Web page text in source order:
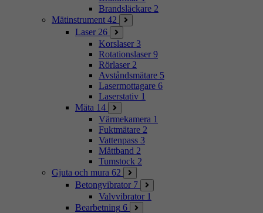
Brandsläckare 2
Mätinstrument 42
Laser 26
Korslaser 3
Rotationslaser 9
Rörlaser 2
Avståndsmätare 5
Lasermottagare 6
Laserstativ 1
Mäta 14
Värmekamera 1
Fuktmätare 2
Vattenpass 3
Måttband 2
Tumstock 2
Gjuta och mura 62
Betongvibrator 7
Valvvibrator 1
Bearbetning 6